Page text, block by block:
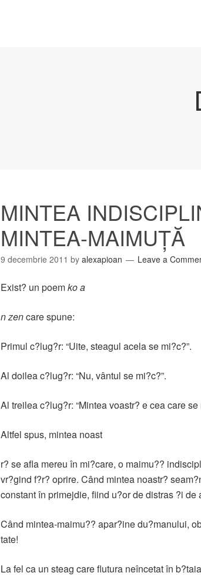
MINTEA
MINTEA-MAIMUŢĂ
9 decembrie 2011 by alexapioan Leave a
Exist? un poemko a
n zencare spune:
Primul c?lug?r: “Uite, steagul acela se mi?c?”.
Al doilea c?lug?r: “Nu, vântul se mi?c?”.
Al treilea c?lug?r: “Mintea voastr? e cea care se
Altfel spus, mintea noast
r? se afla mereu în mi?care, o maimu??
vr?gind f?r? oprire. Când mintea noastr?
constant în primejdie, fiind u?or de distras ?i de
Când mintea-maimu?? apar?ine du?manului,
tate!
La fel ca un steag care flutura neîncetat în